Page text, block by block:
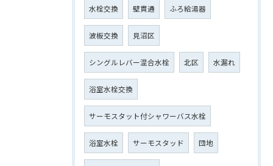
水栓交換 壁貫通 ふろ給湯器
波板交換 見沼区
シングルレバー混合水栓 北区 水漏れ
浴室水栓交換
サーモスタット付シャワーバス水栓
浴室水栓 サーモスタッド 団地